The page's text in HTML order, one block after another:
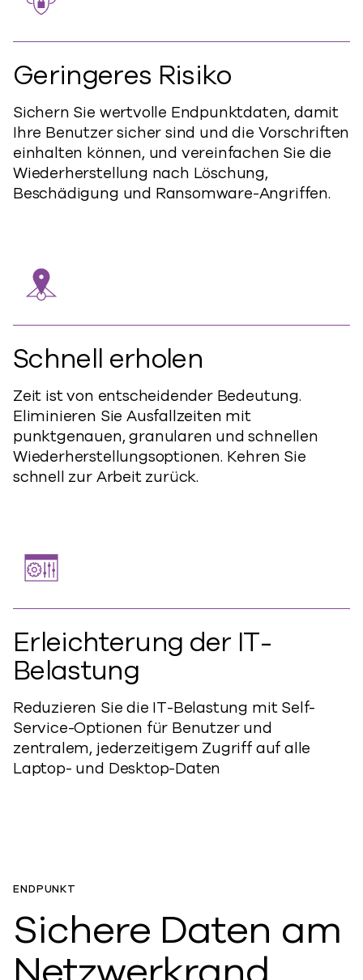
Geringeres Risiko
Sichern Sie wertvolle Endpunktdaten, damit
Ihre Benutzer sicher sind und die Vorschriften
einhalten können, und vereinfachen Sie die
Wiederherstellung nach Löschung,
Beschädigung und Ransomware-Angriffen.
Schnell erholen
Zeit ist von entscheidender Bedeutung.
Eliminieren Sie Ausfallzeiten mit
punktgenauen, granularen und schnellen
Wiederherstellungsoptionen. Kehren Sie
schnell zur Arbeit zurück.
Erleichterung der IT-
Belastung
Reduzieren Sie die IT-Belastung mit Self-
Service-Optionen für Benutzer und
zentralem, jederzeitigem Zugriff auf alle
Laptop- und Desktop-Daten
ENDPUNKT
Sichere Daten am